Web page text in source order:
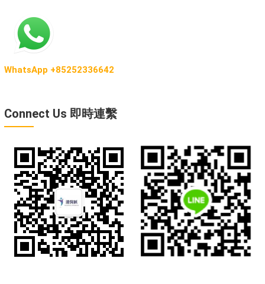
WhatsApp +85252336642
Connect Us 即時連繫